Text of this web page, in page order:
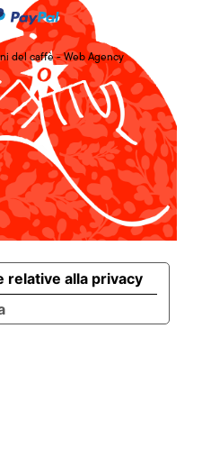
del caffè -Web Agency
relative alla privacy